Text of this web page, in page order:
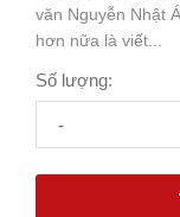
văn Nguyễn Nhật
hơn nữa là viết...
Số lượng:
-